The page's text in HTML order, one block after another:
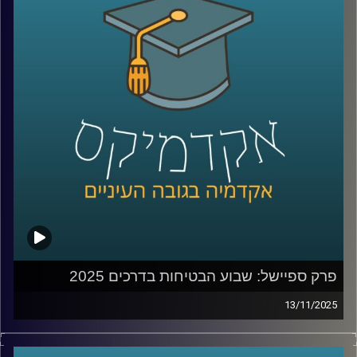
Core-4, שמתאר את ארבעת העוגנים הקריטיים להצלחת
מיזמים וגם של מדינות.
במהלך הפרק נצלול לתוך תהליכי צמיחה, בניית חזון, ניהול
בתקופות של אי-ודאות, יציאה מנקודת מבט של הישרדות
קרדיט תמונות:AudioVersity
פרק ספיישל: שבוע הבטיחות בדרכים 2025
13/11/2025
מאז תחילת מלחמת חרבות ברזל, מדינת ישראל ספגה אובדן
עצום – 1,988 הרוגים מאז ה-7 באוקטובר 2023. אבל בתוך